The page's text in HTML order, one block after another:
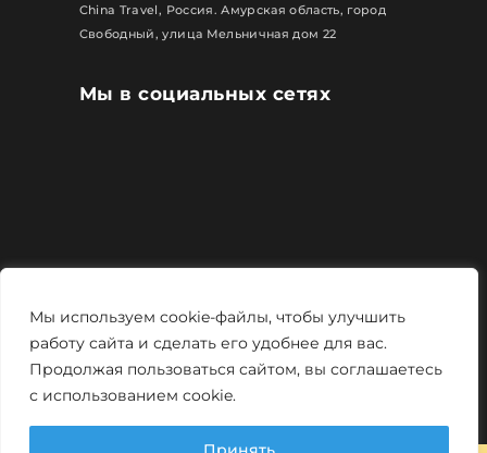
Мы используем cookie-файлы, чтобы улучшить
работу сайта и сделать его удобнее для вас.
Продолжая пользоваться сайтом, вы соглашаетесь
с использованием cookie.
Мы в социальных сетях
China Travel, Россия. Амурская область, город
Свободный, улица Мельничная дом 22
Политика конфиденциальности
Мощно и креативно отMonstro-studio